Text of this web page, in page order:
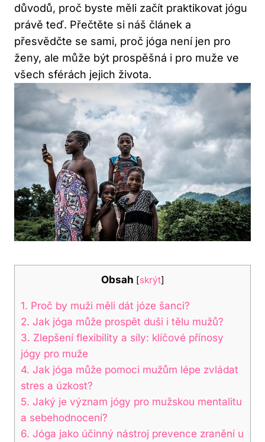
důvodů, proč byste měli začít praktikovat jógu
právě teď. Přečtěte si náš článek a
přesvědčte se sami, proč jóga není jen pro
ženy, ale může být prospěšná i pro muže ve
všech sférách jejich života.
Obsah [skrýt]
1. Proč by muži měli dát józe šanci?
2. Jak jóga může prospět duši i tělu mužů?
3. Zlepšení flexibility a síly: klíčové přínosy
jógy pro muže
4. Jak jóga může pomoci mužům lépe zvládat
stres a úzkost?
5. Jaký je význam jógy pro mužskou mentalitu
a sebehodnocení?
6. Jóga jako účinný nástroj prevence zranění u